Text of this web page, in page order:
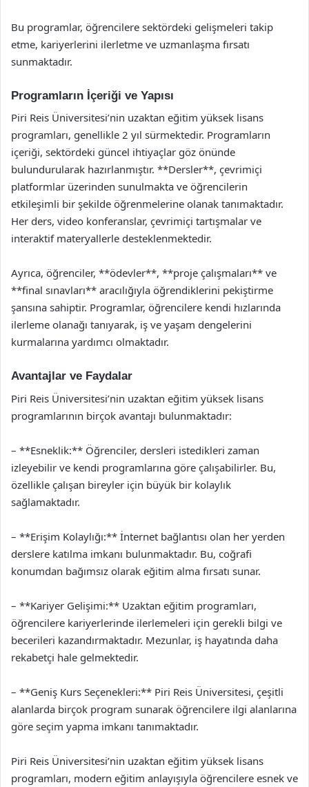
Bu programlar, öğrencilere sektördeki gelişmeleri takip
etme, kariyerlerini ilerletme ve uzmanlaşma fırsatı
sunmaktadır.
Programların İçeriği ve Yapısı
Piri Reis Üniversitesi’nin uzaktan eğitim yüksek lisans
programları, genellikle 2 yıl sürmektedir. Programların
içeriği, sektördeki güncel ihtiyaçlar göz önünde
bulundurularak hazırlanmıştır. **Dersler**, çevrimiçi
platformlar üzerinden sunulmakta ve öğrencilerin
etkileşimli bir şekilde öğrenmelerine olanak tanımaktadır.
Her ders, video konferanslar, çevrimiçi tartışmalar ve
interaktif materyallerle desteklenmektedir.
Ayrıca, öğrenciler, **ödevler**, **proje çalışmaları** ve
**final sınavları** aracılığıyla öğrendiklerini pekiştirme
şansına sahiptir. Programlar, öğrencilere kendi hızlarında
ilerleme olanağı tanıyarak, iş ve yaşam dengelerini
kurmalarına yardımcı olmaktadır.
Avantajlar ve Faydalar
Piri Reis Üniversitesi’nin uzaktan eğitim yüksek lisans
programlarının birçok avantajı bulunmaktadır:
– **Esneklik:** Öğrenciler, dersleri istedikleri zaman
izleyebilir ve kendi programlarına göre çalışabilirler. Bu,
özellikle çalışan bireyler için büyük bir kolaylık
sağlamaktadır.
– **Erişim Kolaylığı:** İnternet bağlantısı olan her yerden
derslere katılma imkanı bulunmaktadır. Bu, coğrafi
konumdan bağımsız olarak eğitim alma fırsatı sunar.
– **Kariyer Gelişimi:** Uzaktan eğitim programları,
öğrencilere kariyerlerinde ilerlemeleri için gerekli bilgi ve
becerileri kazandırmaktadır. Mezunlar, iş hayatında daha
rekabetçi hale gelmektedir.
– **Geniş Kurs Seçenekleri:** Piri Reis Üniversitesi, çeşitli
alanlarda birçok program sunarak öğrencilere ilgi alanlarına
göre seçim yapma imkanı tanımaktadır.
Piri Reis Üniversitesi’nin uzaktan eğitim yüksek lisans
programları, modern eğitim anlayışıyla öğrencilere esnek ve